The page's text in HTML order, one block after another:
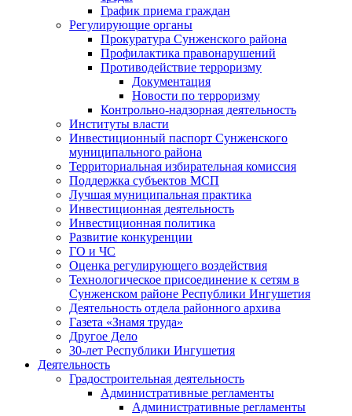
График приема граждан
Регулирующие органы
Прокуратура Сунженского района
Профилактика правонарушений
Противодействие терроризму
Документация
Новости по терроризму
Контрольно-надзорная деятельность
Институты власти
Инвестиционный паспорт Сунженского
муниципального района
Территориальная избирательная комиссия
Поддержка субъектов МСП
Лучшая муниципальная практика
Инвестиционная деятельность
Инвестиционная политика
Развитие конкуренции
ГО и ЧС
Оценка регулирующего воздействия
Технологическое присоединение к сетям в
Сунженском районе Республики Ингушетия
Деятельность отдела районного архива
Газета «Знамя труда»
Другое Дело
30-лет Республики Ингушетия
Деятельность
Градостроительная деятельность
Административные регламенты
Административные регламенты